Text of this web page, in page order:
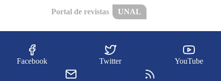
Portal de revistas UNAL
Facebook Twitter YouTube